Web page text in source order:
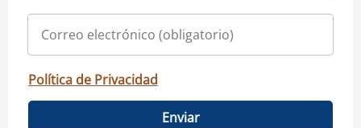
Política de Privacidad
Enviar